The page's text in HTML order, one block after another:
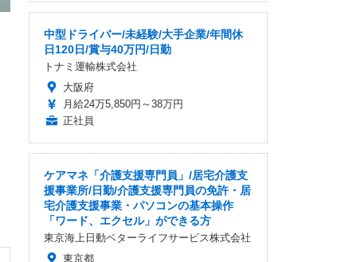
中型ドライバー/未経験/大手企業/年間休
日120日/賞与40万円/日勤
トナミ運輸株式会社
大阪府
月給24万5,850円～38万円
正社員
ケアマネ「介護支援専門員」/居宅介護支
援事業所/日勤/介護支援専門員の免許・居
宅介護支援事業・パソコンの基本操作
「ワード、エクセル」ができる方
東京海上日動ベターライフサービス株式会社
東京都